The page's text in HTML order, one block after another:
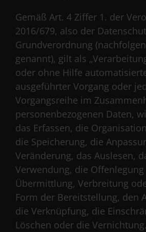
Gemäß Art. 4 Ziffer 1. der
2016/679, also der
Grundverordnung
genannt), gilt als
oder ohne Hilfe
ausgeführter Vorgang oder
Vorgangsreihe im
personenbezogenen Daten,
das Erfassen, die
die Speicherung, die
Veränderung, das Auslesen,
Verwendung, die
Übermittlung, Verbreitung
Form der Bereitstellung, den
die Verknüpfung, die
Löschen oder die Vernichtung.